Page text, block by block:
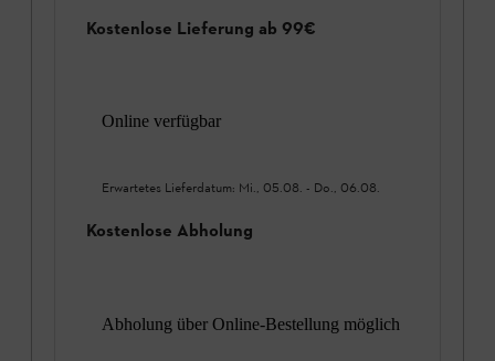
Kostenlose Lieferung ab 99€
Online verfügbar
Erwartetes Lieferdatum: Mi., 05.08. - Do., 06.08.
Kostenlose Abholung
Abholung über Online-Bestellung möglich